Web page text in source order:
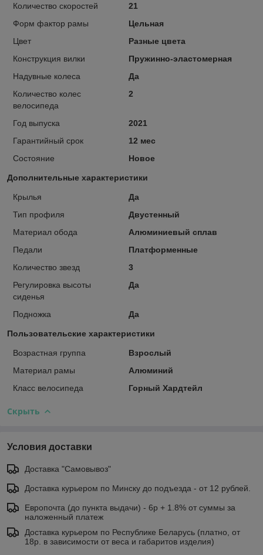
Количество скоростей
21
Форм фактор рамы
Цельная
Цвет
Разные цвета
Конструкция вилки
Пружинно-эластомерная
Надувные колеса
Да
Количество колес
велосипеда
2
Год выпуска
2021
Гарантийный срок
12 мес
Состояние
Новое
Дополнительные характеристики
Крылья
Да
Тип профиля
Двустенный
Материал обода
Алюминиевый сплав
Педали
Платформенные
Количество звезд
3
Регулировка высоты
сиденья
Да
Подножка Да
Пользовательские характеристики
Возрастная группа
Взрослый
Материал рамы
Алюминий
Класс велосипеда
Горный Хардтейл
Скрыть
Условия доставки
Доставка "Самовывоз"
Доставка курьером по Минску до подъезда - от 12 рублей.
Европочта (до пункта выдачи) - 6р + 1.8% от суммы за
наложенный платеж
Доставка курьером по Республике Беларусь (платно, от
18р. в зависимости от веса и габаритов изделия)